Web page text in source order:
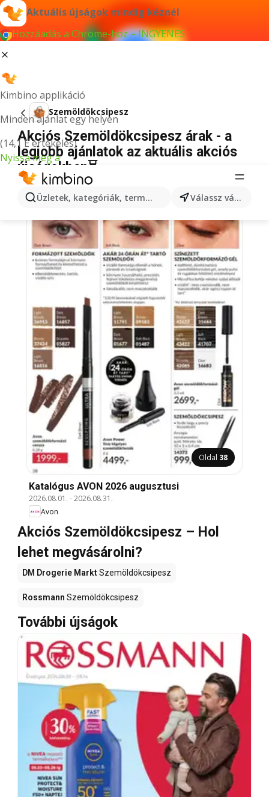
Aktuális újságok mindig kéznél
Hozzáadás a Chrome-hoz – INGYENES
Kimbino applikáció
Minden ajánlat egy helyen
(14,1 E értékelés)
Nyissa meg a
Üzletek, kategóriák, termékek keresése... Válassz várost
Szemöldökcsipesz
Akciós Szemöldökcsipesz árak - a
legjobb ajánlatok az aktuális akciós
újságokban⏳
Oldal 38
Katalógus AVON 2026 augusztusi
2026.08.01. -2026.08.31.
Avon
Akciós Szemöldökcsipesz – Hol
lehet megvásárolni?
DM Drogerie MarktSzemöldökcsipesz
Rossmann Szemöldökcsipesz
További újságok